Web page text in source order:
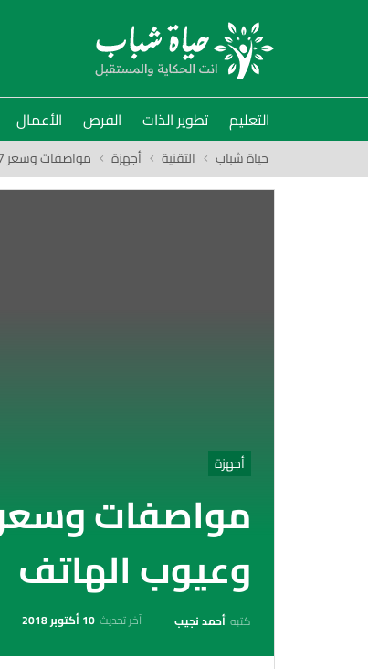
التعليم تطوير الذات الفرص الأعمال
حياة شباب التقنية أجهزة مواصفات وسعر Oppo F7 ومميزات وعيوب الهاتف
أجهزة
وعيوب الهاتف
كتبه أحمد نجيب آخر تحديث 10 أكتوبر 2018